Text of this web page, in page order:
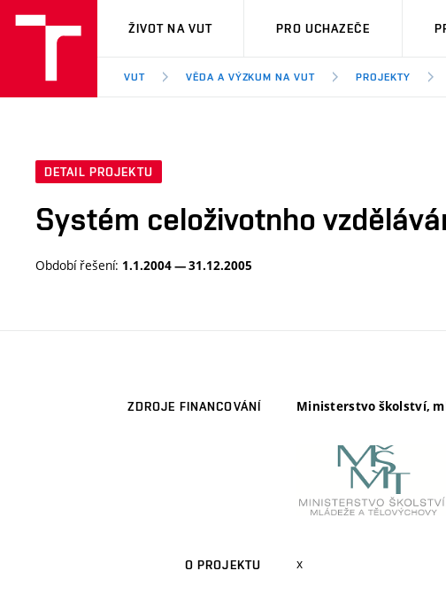
VUT
ŽIVOT NA VUT PRO UCHAZEČE
VUT VĚDA A VÝZKUM NA VUT PROJEKTY
DETAIL PROJEKTU
Systém celoživotnho
Období řešení: 1.1.2004 — 31.12.2005
ZDROJE FINANCOVÁNÍ Ministerstvo školství,
O PROJEKTU x